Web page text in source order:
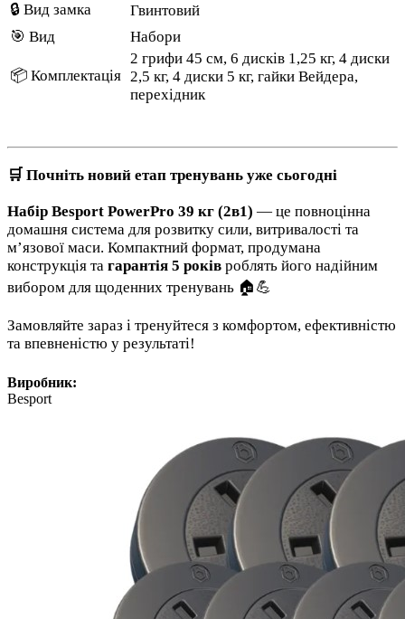
🔒 Вид замка
Гвинтовий
🎯 Вид
Набори
📦 Комплектація
2 грифи 45 см, 6 дисків 1,25 кг, 4 диски
2,5 кг, 4 диски 5 кг, гайки Вейдера,
перехідник
🛒 Почніть новий етап тренувань уже сьогодні
Набір Besport PowerPro 39 кг (2в1) — це повноцінна
домашня система для розвитку сили, витривалості та
м’язової маси. Компактний формат, продумана
конструкція та гарантія 5 років роблять його надійним
вибором для щоденних тренувань 🏠💪
Замовляйте зараз і тренуйтеся з комфортом, ефективністю
та впевненістю у результаті!
Виробник:
Besport